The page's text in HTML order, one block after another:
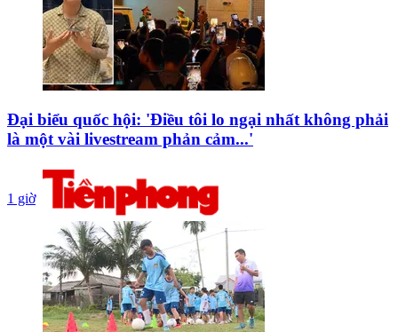
Đại biểu quốc hội: 'Điều tôi lo ngại nhất không phải
là một vài livestream phản cảm...'
1 giờ